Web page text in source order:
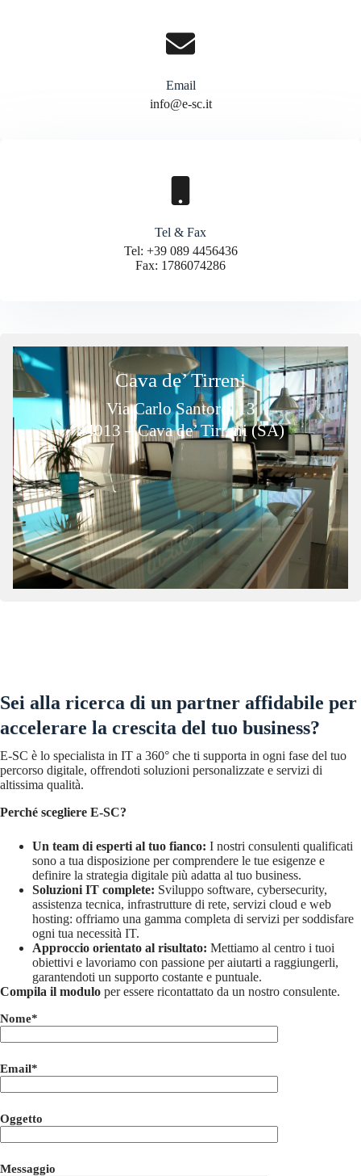
Email
info@e-sc.it
Tel & Fax
Tel: +39 089 4456436
Fax: 1786074286
Cava de’ Tirreni
Via Carlo Santoro, 13
84013 – Cava de’ Tirreni (SA)
Sei alla ricerca di un partner affidabile per
accelerare la crescita del tuo business?
E-SC è lo specialista in IT a 360° che ti supporta in ogni fase del tuo
percorso digitale, offrendoti soluzioni personalizzate e servizi di
altissima qualità.
Perché scegliere E-SC?
Un team di esperti al tuo fianco: I nostri consulenti qualificati
sono a tua disposizione per comprendere le tue esigenze e
definire la strategia digitale più adatta al tuo business.
Soluzioni IT complete: Sviluppo software, cybersecurity,
assistenza tecnica, infrastrutture di rete, servizi cloud e web
hosting: offriamo una gamma completa di servizi per soddisfare
ogni tua necessità IT.
Approccio orientato al risultato: Mettiamo al centro i tuoi
obiettivi e lavoriamo con passione per aiutarti a raggiungerli,
garantendoti un supporto costante e puntuale.
Compila il modulo per essere ricontattato da un nostro consulente.
Nome*
Email*
Oggetto
Messaggio